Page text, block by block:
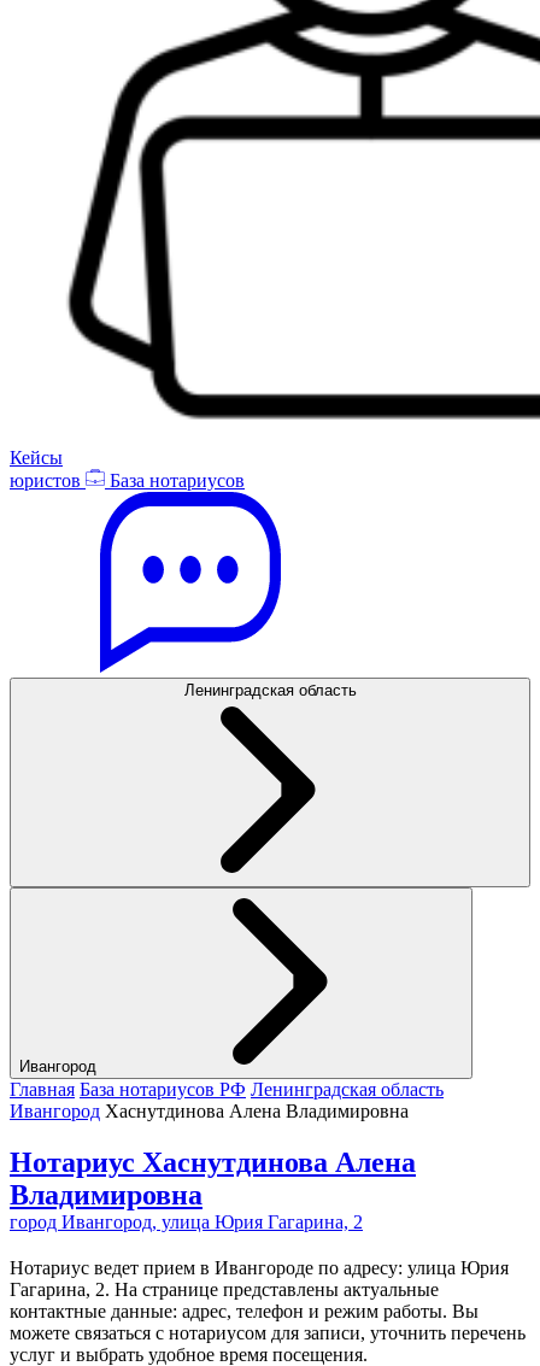
Кейсы
юристов
База нотариусов
Ленинградская область
Ивангород
Главная База нотариусов РФ Ленинградская область
Ивангород Хаснутдинова Алена Владимировна
Нотариус Хаснутдинова Алена
Владимировна
город Ивангород, улица Юрия Гагарина, 2
Нотариус ведет прием в Ивангороде по адресу: улица Юрия
Гагарина, 2. На странице представлены актуальные
контактные данные: адрес, телефон и режим работы. Вы
можете связаться с нотариусом для записи, уточнить перечень
услуг и выбрать удобное время посещения.